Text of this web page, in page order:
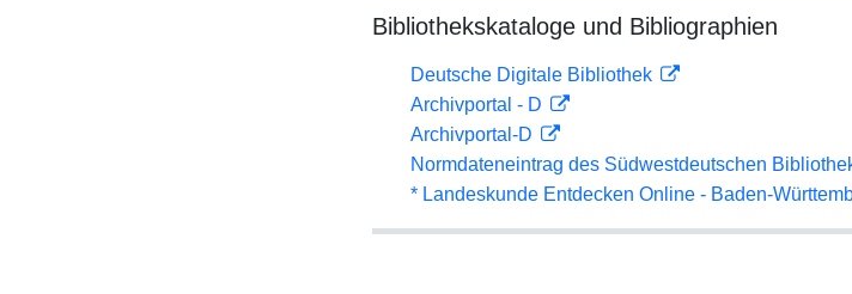
Bibliothekskataloge und Bibliographien
Deutsche Digitale Bibliothek
Archivportal - D
Archivportal-D
Normdateneintrag des Südwestdeutschen
* Landeskunde Entdecken Online - Baden-